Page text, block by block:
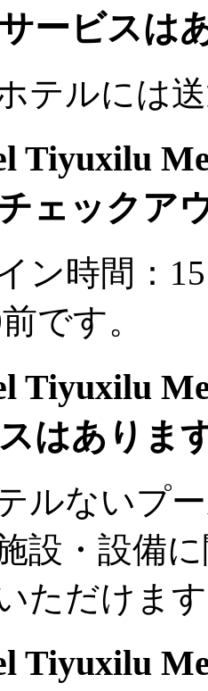
ービスは
テルには
Tiyuxilu
ェックア
ン時間：
です。
Tiyuxilu
はありま
ルないプ
設・設備
ただけま
Tiyuxilu